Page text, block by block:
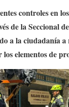
controles en
de la Seccional
a la ciudadanía a
elementos de